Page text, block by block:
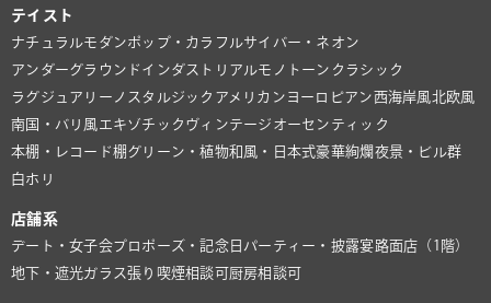
テイスト
ナチュラルモダンポップ・カラフルサイバー・ネオン
アンダーグラウンド インダストリアルモノトーン クラシック
ラグジュアリー ノスタルジック アメリカン ヨーロピアン西海岸風北欧風
南国・バリ風 エキゾチック ヴィンテージ オーセンティック
本棚・レコード棚グリーン・植物和風・日本式豪華絢爛夜景・ビル群
白ホリ
店舗系
デート・女子会プロポーズ・記念日 パーティー・披露宴路面店（1階）
地下・遮光ガラス張り 喫煙相談可厨房相談可